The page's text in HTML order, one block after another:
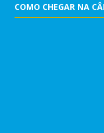
COMO CHEGAR NA